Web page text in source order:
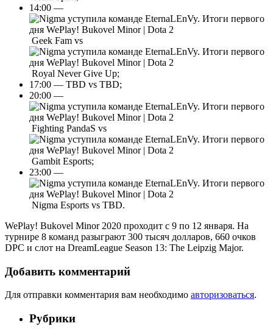
14:00 —
Geek Fam vs
Royal Never Give Up;
17:00 — TBD vs TBD;
20:00 —
Fighting PandaS vs
Gambit Esports;
23:00 —
Nigma Esports vs TBD.
WePlay! Bukovel Minor 2020 проходит с 9 по 12 января. На
турнире 8 команд разыграют 300 тысяч долларов, 660 очков
DPC и слот на DreamLeague Season 13: The Leipzig Major.
Добавить комментарий
Для отправки комментария вам необходимо авторизоваться.
Рубрики